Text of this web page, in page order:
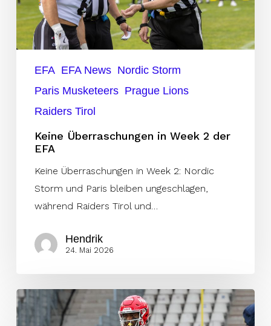
der
EFA
EFA EFA News Nordic Storm
Paris Musketeers Prague Lions
Raiders Tirol
Keine Überraschungen in Week 2 der
EFA
Keine Überraschungen in Week 2: Nordic
Storm und Paris bleiben ungeschlagen,
während Raiders Tirol und…
Hendrik
24. Mai 2026
Lions
sichern